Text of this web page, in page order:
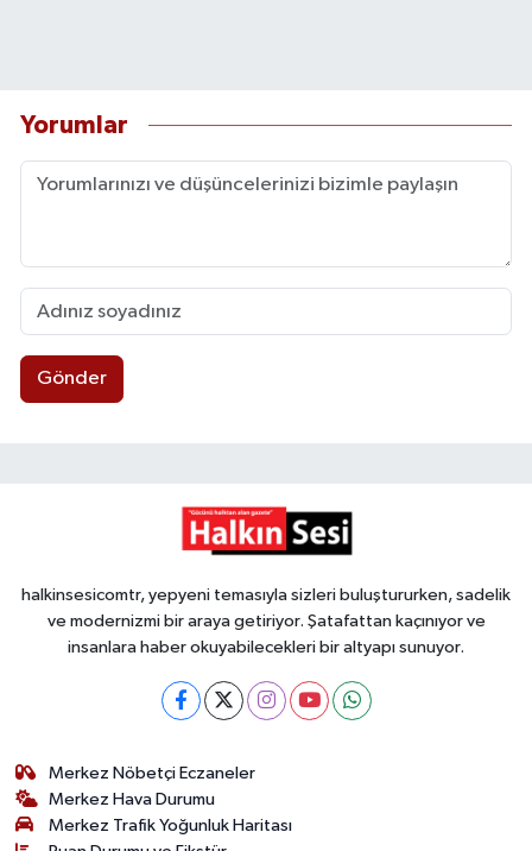
Yorumlar
Gönder
halkinsesicomtr, yepyeni temasıyla sizleri buluştururken, sadelik
ve modernizmi bir araya getiriyor. Şatafattan kaçınıyor ve
insanlara haber okuyabilecekleri bir altyapı sunuyor.
Merkez Nöbetçi Eczaneler
Merkez Hava Durumu
Merkez Trafik Yoğunluk Haritası